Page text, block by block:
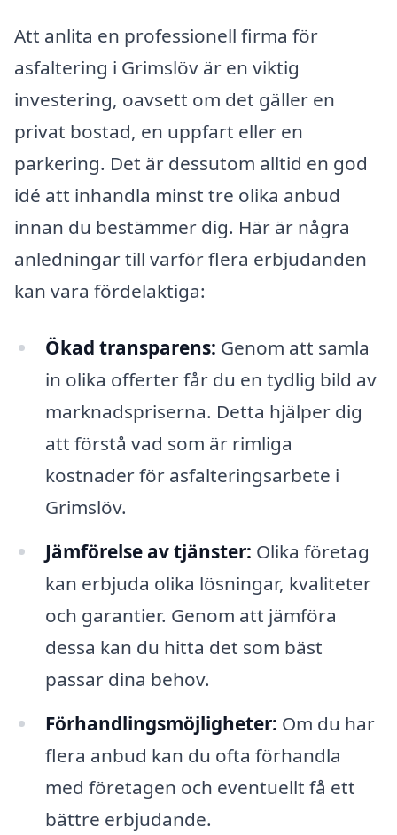
Att anlita en professionell firma för
asfaltering i Grimslöv är en viktig
investering, oavsett om det gäller en
privat bostad, en uppfart eller en
parkering. Det är dessutom alltid en god
idé att inhandla minst tre olika anbud
innan du bestämmer dig. Här är några
anledningar till varför flera erbjudanden
kan vara fördelaktiga:
Ökad transparens: Genom att samla
in olika offerter får du en tydlig bild av
marknadspriserna. Detta hjälper dig
att förstå vad som är rimliga
kostnader för asfalteringsarbete i
Grimslöv.
Jämförelse av tjänster: Olika företag
kan erbjuda olika lösningar, kvaliteter
och garantier. Genom att jämföra
dessa kan du hitta det som bäst
passar dina behov.
Förhandlingsmöjligheter: Om du har
flera anbud kan du ofta förhandla
med företagen och eventuellt få ett
bättre erbjudande.